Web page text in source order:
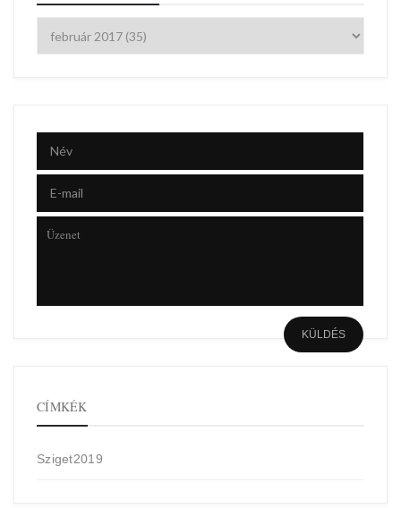
CÍMKÉK
Sziget2019